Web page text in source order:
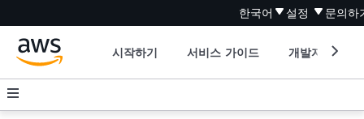
한국어 설정 문의하
시작하기 서비스 가이드 개발자 도구